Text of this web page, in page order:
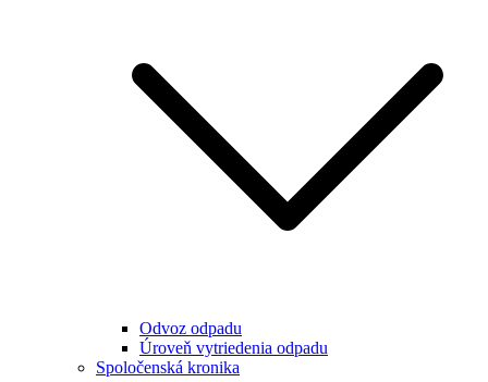
Odvoz odpadu
Úroveň vytriedenia odpadu
Spoločenská kronika